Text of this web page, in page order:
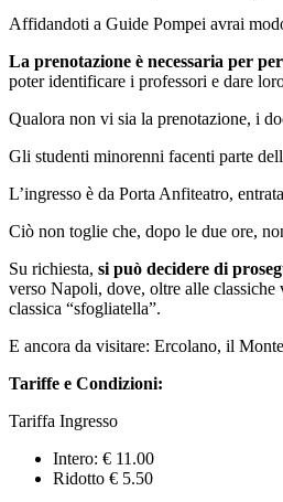
Affidandoti a Guide Pompei avrai
La prenotazione è necessaria per
poter identificare i professori e dare
Qualora non vi sia la prenotazione, i
Gli studenti minorenni facenti parte
L’ingresso è da Porta Anfiteatro,
Ciò non toglie che, dopo le due ore,
Su richiesta, si può decidere di
verso Napoli, dove, oltre alle classiche
classica “sfogliatella”.
E ancora da visitare: Ercolano, il
Tariffe e Condizioni:
Tariffa Ingresso
Intero: € 11.00
Ridotto € 5.50